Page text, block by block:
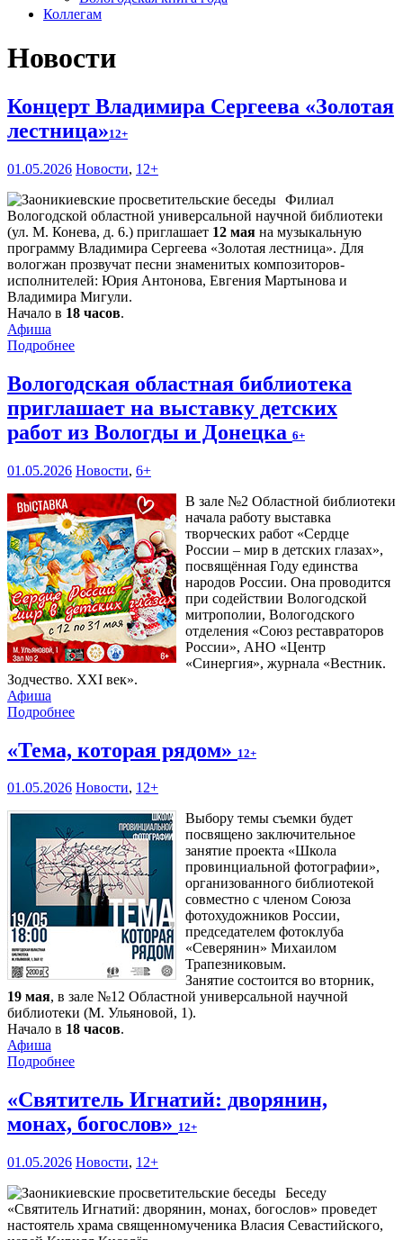
Коллегам
Новости
Концерт Владимира Сергеева «Золотая
лестница»12+
01.05.2026 Новости, 12+
Филиал
Вологодской областной универсальной научной библиотеки
(ул. М. Конева, д. 6.) приглашает 12 мая на музыкальную
программу Владимира Сергеева «Золотая лестница». Для
вологжан прозвучат песни знаменитых композиторов-
исполнителей: Юрия Антонова, Евгения Мартынова и
Владимира Мигули.
Начало в 18 часов.
Афиша
Подробнее
Вологодская областная библиотека
приглашает на выставку детских
работ из Вологды и Донецка 6+
01.05.2026 Новости, 6+
В зале №2 Областной библиотеки
начала работу выставка
творческих работ «Сердце
России – мир в детских глазах»,
посвящённая Году единства
народов России. Она проводится
при содействии Вологодской
митрополии, Вологодского
отделения «Союз реставраторов
России», АНО «Центр
«Синергия», журнала «Вестник.
Зодчество. XXI век».
Афиша
Подробнее
«Тема, которая рядом» 12+
01.05.2026 Новости, 12+
Выбору темы съемки будет
посвящено заключительное
занятие проекта «Школа
провинциальной фотографии»,
организованного библиотекой
совместно с членом Союза
фотохудожников России,
председателем фотоклуба
«Северянин» Михаилом
Трапезниковым.
Занятие состоится во вторник,
19 мая, в зале №12 Областной универсальной научной
библиотеки (М. Ульяновой, 1).
Начало в 18 часов.
Афиша
Подробнее
«Святитель Игнатий: дворянин,
монах, богослов» 12+
01.05.2026 Новости, 12+
Беседу
«Святитель Игнатий: дворянин, монах, богослов» проведет
настоятель храма священномученика Власия Севастийского,